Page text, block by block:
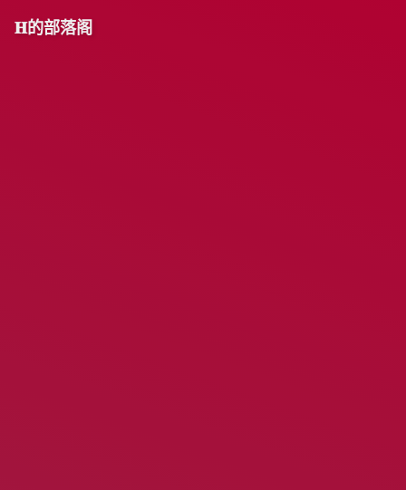
𝐇的部落阁